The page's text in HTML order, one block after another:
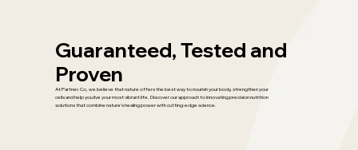
Guaranteed, Tested and
Proven
At Partner.Co, we believe that nature offers the best way to nourish your body, strengthen your
cells and help you live your most vibrant life. Discover our approach to innovating precision nutrition
solutions that combine nature’s healing power with cutting-edge science.